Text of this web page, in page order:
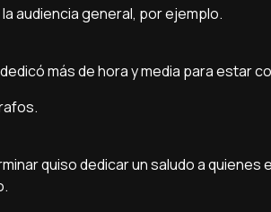
audiencia general, por ejemplo.
más de hora y media para estar
quiso dedicar un saludo a quienes